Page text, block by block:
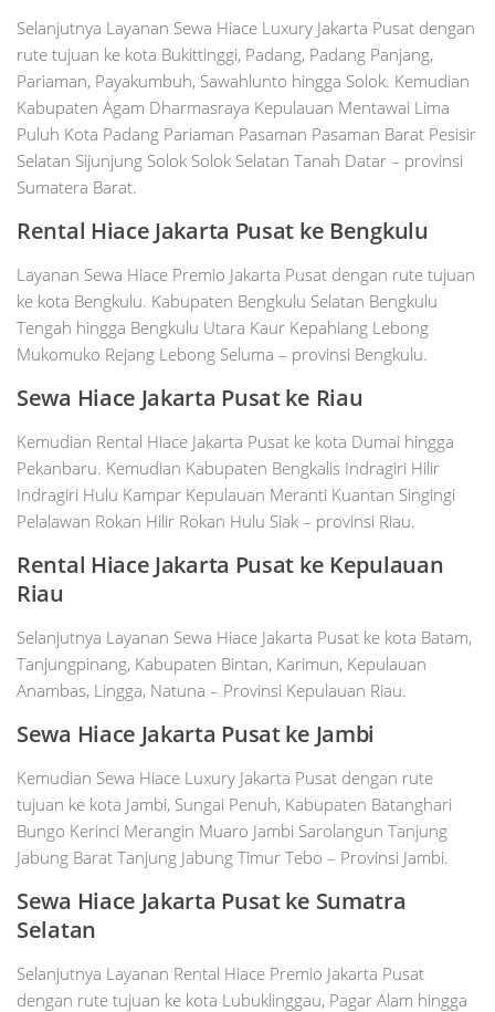
Selanjutnya Layanan Sewa Hiace Luxury Jakarta Pusat dengan
rute tujuan ke kota Bukittinggi, Padang, Padang Panjang,
Pariaman, Payakumbuh, Sawahlunto hingga Solok. Kemudian
Kabupaten Agam Dharmasraya Kepulauan Mentawai Lima
Puluh Kota Padang Pariaman Pasaman Pasaman Barat Pesisir
Selatan Sijunjung Solok Solok Selatan Tanah Datar – provinsi
Sumatera Barat.
Rental Hiace Jakarta Pusat ke Bengkulu
Layanan Sewa Hiace Premio Jakarta Pusat dengan rute tujuan
ke kota Bengkulu. Kabupaten Bengkulu Selatan Bengkulu
Tengah hingga Bengkulu Utara Kaur Kepahiang Lebong
Mukomuko Rejang Lebong Seluma – provinsi Bengkulu.
Sewa Hiace Jakarta Pusat ke Riau
Kemudian Rental Hiace Jakarta Pusat ke kota Dumai hingga
Pekanbaru. Kemudian Kabupaten Bengkalis Indragiri Hilir
Indragiri Hulu Kampar Kepulauan Meranti Kuantan Singingi
Pelalawan Rokan Hilir Rokan Hulu Siak – provinsi Riau.
Rental Hiace Jakarta Pusat ke Kepulauan
Riau
Selanjutnya Layanan Sewa Hiace Jakarta Pusat ke kota Batam,
Tanjungpinang, Kabupaten Bintan, Karimun, Kepulauan
Anambas, Lingga, Natuna – Provinsi Kepulauan Riau.
Sewa Hiace Jakarta Pusat ke Jambi
Kemudian Sewa Hiace Luxury Jakarta Pusat dengan rute
tujuan ke kota Jambi, Sungai Penuh, Kabupaten Batanghari
Bungo Kerinci Merangin Muaro Jambi Sarolangun Tanjung
Jabung Barat Tanjung Jabung Timur Tebo – Provinsi Jambi.
Sewa Hiace Jakarta Pusat ke Sumatra
Selatan
Selanjutnya Layanan Rental Hiace Premio Jakarta Pusat
dengan rute tujuan ke kota Lubuklinggau, Pagar Alam hingga